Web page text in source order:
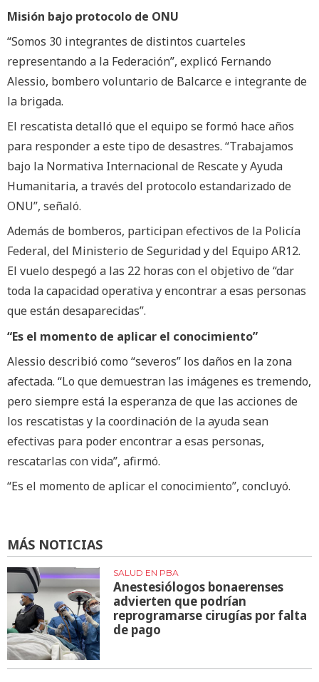
Misión bajo protocolo de ONU
“Somos 30 integrantes de distintos cuarteles
representando a la Federación”, explicó Fernando
Alessio, bombero voluntario de Balcarce e integrante de
la brigada.
El rescatista detalló que el equipo se formó hace años
para responder a este tipo de desastres. “Trabajamos
bajo la Normativa Internacional de Rescate y Ayuda
Humanitaria, a través del protocolo estandarizado de
ONU”, señaló.
Además de bomberos, participan efectivos de la Policía
Federal, del Ministerio de Seguridad y del Equipo AR12.
El vuelo despegó a las 22 horas con el objetivo de “dar
toda la capacidad operativa y encontrar a esas personas
que están desaparecidas”.
“Es el momento de aplicar el conocimiento”
Alessio describió como “severos” los daños en la zona
afectada. “Lo que demuestran las imágenes es tremendo,
pero siempre está la esperanza de que las acciones de
los rescatistas y la coordinación de la ayuda sean
efectivas para poder encontrar a esas personas,
rescatarlas con vida”, afirmó.
“Es el momento de aplicar el conocimiento”, concluyó.
MÁS NOTICIAS
SALUD EN PBA
Anestesiólogos bonaerenses
advierten que podrían
reprogramarse cirugías por falta
de pago